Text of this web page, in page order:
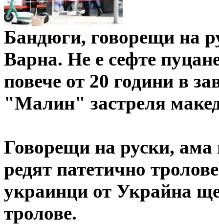
Бандюги, говорещи на
Варна. Не е сефте
повече от 20 години в
"Малин" застреля
Говорещи на руски,
редят патетично
украинци от Украйна
тролове.